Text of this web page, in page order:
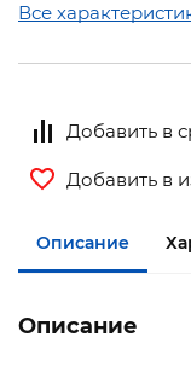
Все
Добавить в
Добавить в
Описание
Описание